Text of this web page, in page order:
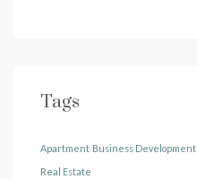
Tags
Apartment Business Development
Real Estate